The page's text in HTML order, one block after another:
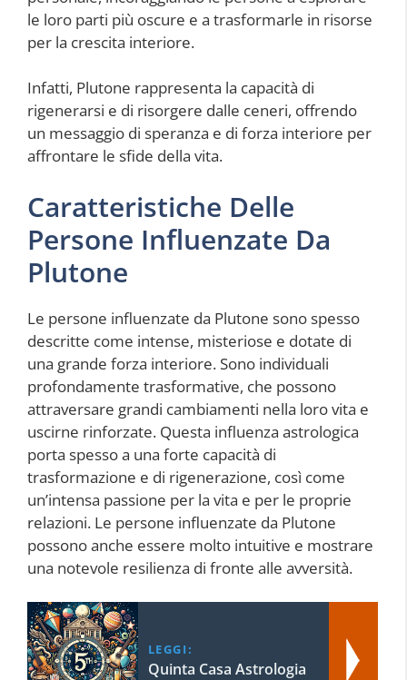
le loro parti più oscure e a trasformarle in risorse
per la crescita interiore.
Infatti, Plutone rappresenta la capacità di
rigenerarsi e di risorgere dalle ceneri, offrendo
un messaggio di speranza e di forza interiore per
affrontare le sfide della vita.
Caratteristiche Delle
Persone Influenzate Da
Plutone
Le persone influenzate da Plutone sono spesso
descritte come intense, misteriose e dotate di
una grande forza interiore. Sono individuali
profondamente trasformative, che possono
attraversare grandi cambiamenti nella loro vita e
uscirne rinforzate. Questa influenza astrologica
porta spesso a una forte capacità di
trasformazione e di rigenerazione, così come
un’intensa passione per la vita e per le proprie
relazioni. Le persone influenzate da Plutone
possono anche essere molto intuitive e mostrare
una notevole resilienza di fronte alle avversità.
LEGGI:
Quinta Casa Astrologia